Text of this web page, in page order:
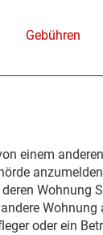
Gebühren
einem
Wohnung
oder ein